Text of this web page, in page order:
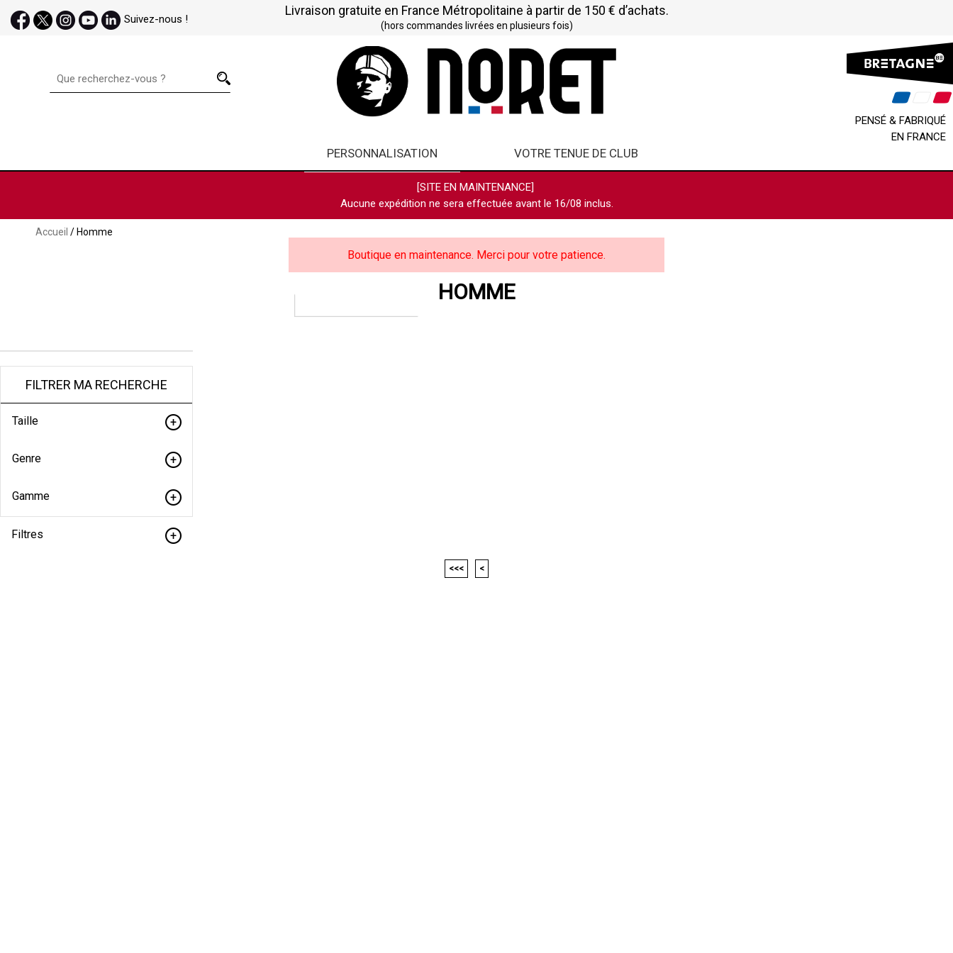
Suivez-nous !
Livraison gratuite en France Métropolitaine à partir de 150 € d’achats.
(hors commandes livrées en plusieurs fois)
PENSÉ & FABRIQUÉ
EN FRANCE
PERSONNALISATION VOTRE TENUE DE CLUB
[SITE EN MAINTENANCE]
Aucune expédition ne sera effectuée avant le 16/08 inclus.
Accueil / Homme
Boutique en maintenance. Merci pour votre patience.
HOMME
FILTRER MA RECHERCHE
Taille
Genre
Gamme
Filtres
<<< <